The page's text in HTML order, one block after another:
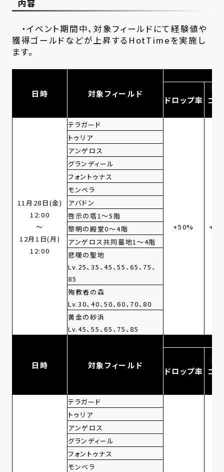
内容
・イベント期間中、対象フィールドにて経験値や
獲得ゴールドなどが上昇するHotTimeを実施し
ます。
日時 対象フィールド
ドロップ率
獲
ゴ
11月28日(金)
12:00
～
12月1日(月)
12:00
テラガード
+50%
トゥリア
アンゲロス
グランディール
フォントゥナス
モンベラ
アバドン
啓示の塔1～5階
黎明の殿堂0～4階
アンゲロス共同墓地1～4階
悲嘆の聖地
Lv.25、35、45、55、65、75、
85
殉教者の森
Lv.30、40、50、60、70、80
黄金の砂浜
Lv.45、55、65、75、85
日時 対象フィールド
ドロップ率
獲
ゴ
テラガード
トゥリア
アンゲロス
グランディール
フォントゥナス
モンベラ